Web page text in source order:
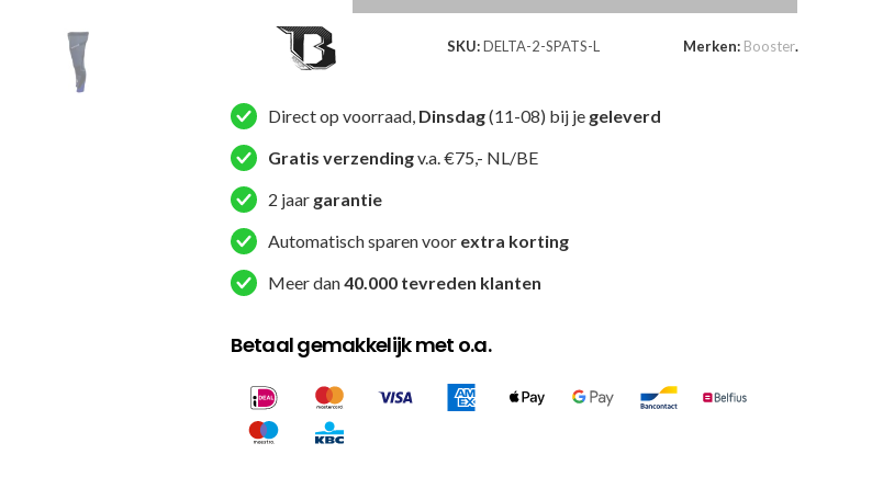
2
SPATS)
aantal
SKU:DELTA-2-SPATS-L Merken: Booster.
Direct op voorraad, Dinsdag(11-08) bij je geleverd
Gratis verzendingv.a. €75,- NL/BE
2 jaar garantie
Automatisch sparen voor extra korting
Meer dan40.000 tevreden klanten
Betaal gemakkelijk met o.a.